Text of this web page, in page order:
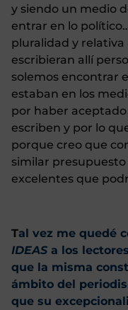
y siendo un medio
entrar en lo
pluralidad y
escribieran allí
solemos encontrar
estaban en los
por haber
escriben y por lo
porque creo que
similar
excelentes que
Tal vez me quedé
IDEAS a los
que la misma
ámbito del
que su